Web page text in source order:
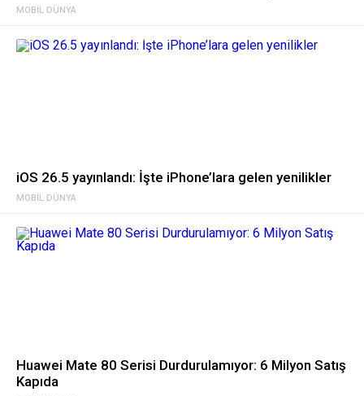
MOBIL DÜNYA
MOBIL DÜNYA
iOS 26.5 yayınlandı: İşte iPhone’lara gelen yenilikler
Huawei Mate 80 Serisi Durdurulamıyor: 6 Milyon Satış
Kapıda